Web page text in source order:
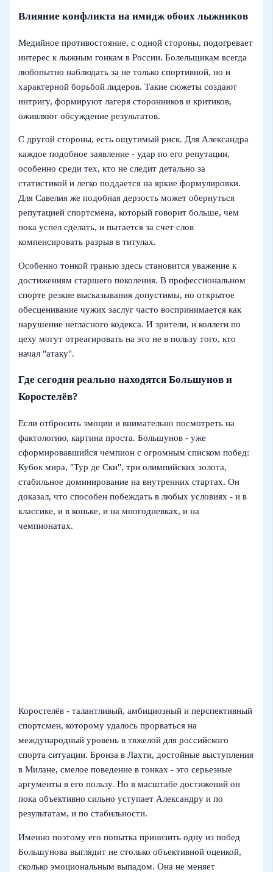
Влияние конфликта на имидж обоих лыжников
Медийное противостояние, с одной стороны, подогревает
интерес к лыжным гонкам в России. Болельщикам всегда
любопытно наблюдать за не только спортивной, но и
характерной борьбой лидеров. Такие сюжеты создают
интригу, формируют лагеря сторонников и критиков,
оживляют обсуждение результатов.
С другой стороны, есть ощутимый риск. Для Александра
каждое подобное заявление - удар по его репутации,
особенно среди тех, кто не следит детально за
статистикой и легко поддается на яркие формулировки.
Для Савелия же подобная дерзость может обернуться
репутацией спортсмена, который говорит больше, чем
пока успел сделать, и пытается за счет слов
компенсировать разрыв в титулаx.
Особенно тонкой гранью здесь становится уважение к
достижениям старшего поколения. В профессиональном
спорте резкие высказывания допустимы, но открытое
обесценивание чужих заслуг часто воспринимается как
нарушение негласного кодекса. И зрители, и коллеги по
цеху могут отреагировать на это не в пользу того, кто
начал "атаку".
Где сегодня реально находятся Большунов и
Коростелёв?
Если отбросить эмоции и внимательно посмотреть на
фактологию, картина проста. Большунов - уже
сформировавшийся чемпион с огромным списком побед:
Кубок мира, "Тур де Ски", три олимпийских золота,
стабильное доминирование на внутренних стартах. Он
доказал, что способен побеждать в любых условиях - и в
классике, и в коньке, и на многодневках, и на
чемпионатах.
Коростелёв - талантливый, амбициозный и перспективный
спортсмен, которому удалось прорваться на
международный уровень в тяжелой для российского
спорта ситуации. Бронза в Лахти, достойные выступления
в Милане, смелое поведение в гонках - это серьезные
аргументы в его пользу. Но в масштабе достижений он
пока объективно сильно уступает Александру и по
результатам, и по стабильности.
Именно поэтому его попытка принизить одну из побед
Большунова выглядит не столько объективной оценкой,
сколько эмоциональным выпадом. Она не меняет